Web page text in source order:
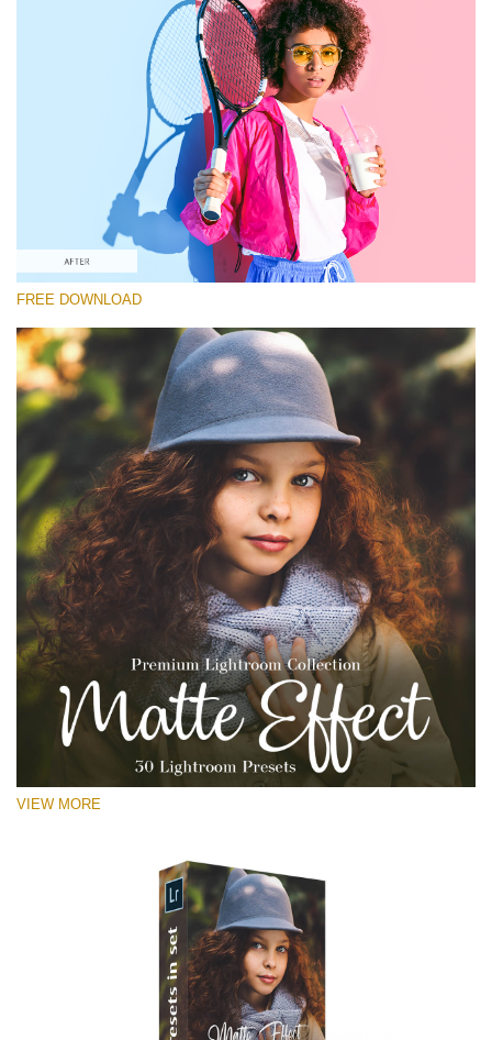
Free Pastel Preset #9
Matte Complete
(130 Lr Presets)
Entire Collection
(2067 Lr Presets)
Ingyenes letöltés
FREE DOWNLOAD
VIEW MORE